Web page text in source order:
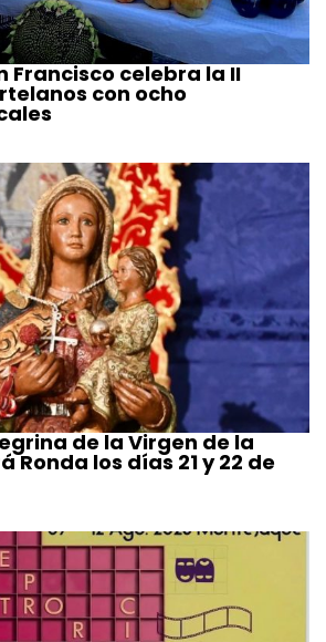
Francisco celebra la II
con ocho
de la Virgen de la
Ronda los días 21 y 22 de